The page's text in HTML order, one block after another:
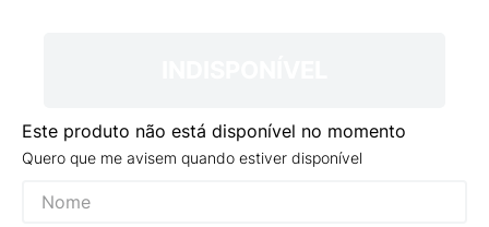
Este produto não está disponível no momento
Quero que me avisem quando estiver disponível